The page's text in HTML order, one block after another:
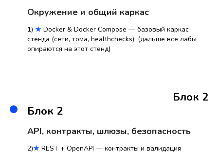
Окружение и общий каркас
1) ★ Docker & Docker Compose — базовый каркас
стенда (сети, тома, healthchecks). (дальше все лабы
опираются на этот стенд)
Блок 2
Блок 2
API, контракты, шлюзы, безопасность
2)★ REST + OpenAPI — контракты и валидация